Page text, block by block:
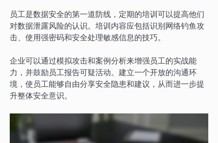
员工是数据安全的第一道防线，定期的培训可以提高他们
对数据泄露风险的认识。培训内容应包括识别网络钓鱼攻
击、使用强密码和安全处理敏感信息的技巧。
企业可以通过模拟攻击和案例分析来增强员工的实战能
力，并鼓励员工报告可疑活动。建立一个开放的沟通环
境，使员工能够自由分享安全隐患和建议，从而进一步提
升整体安全意识。